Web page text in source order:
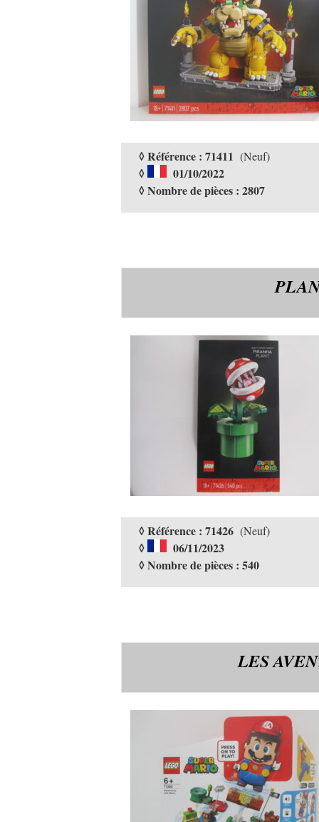
◊ Référence : 71411 (Neuf)
◊
01/10/2022
◊ Nombre de pièces : 2807
◊ Référence : 71426 (Neuf)
◊
06/11/2023
◊ Nombre de pièces : 540
LES